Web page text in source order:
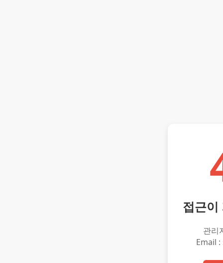
접근이
관리
Email